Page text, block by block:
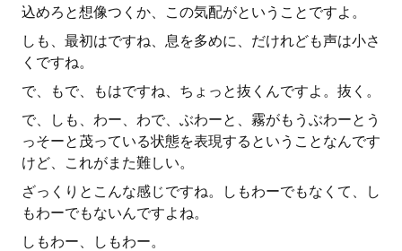
込めろと想像つくか、この気配がということですよ。
しも、最初はですね、息を多めに、だけれども声は小さ
くですね。
で、もで、もはですね、ちょっと抜くんですよ。抜く。
で、しも、わー、わで、ぶわーと、霧がもうぶわーとう
っそーと茂っている状態を表現するということなんです
けど、これがまた難しい。
ざっくりとこんな感じですね。しもわーでもなくて、し
もわーでもないんですよね。
しもわー、しもわー。